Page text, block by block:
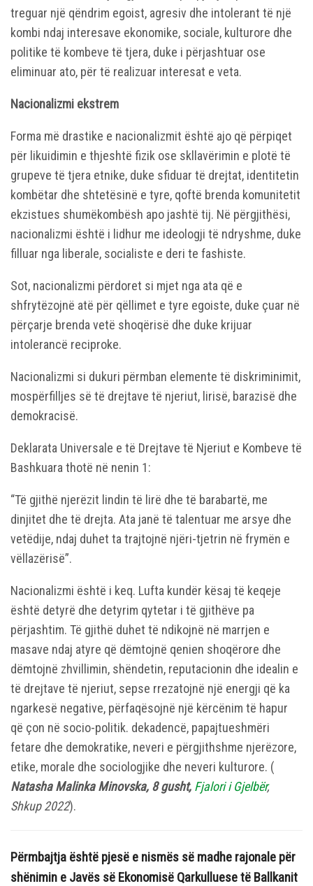
treguar një qëndrim egoist, agresiv dhe intolerant të një
kombi ndaj interesave ekonomike, sociale, kulturore dhe
politike të kombeve të tjera, duke i përjashtuar ose
eliminuar ato, për të realizuar interesat e veta.
Nacionalizmi ekstrem
Forma më drastike e nacionalizmit është ajo që përpiqet
për likuidimin e thjeshtë fizik ose skllavërimin e plotë të
grupeve të tjera etnike, duke sfiduar të drejtat, identitetin
kombëtar dhe shtetësinë e tyre, qoftë brenda komunitetit
ekzistues shumëkombësh apo jashtë tij. Në përgjithësi,
nacionalizmi është i lidhur me ideologji të ndryshme, duke
filluar nga liberale, socialiste e deri te fashiste.
Sot, nacionalizmi përdoret si mjet nga ata që e
shfrytëzojnë atë për qëllimet e tyre egoiste, duke çuar në
përçarje brenda vetë shoqërisë dhe duke krijuar
intolerancë reciproke.
Nacionalizmi si dukuri përmban elemente të diskriminimit,
mospërfilljes së të drejtave të njeriut, lirisë, barazisë dhe
demokracisë.
Deklarata Universale e të Drejtave të Njeriut e Kombeve të
Bashkuara thotë në nenin 1:
“Të gjithë njerëzit lindin të lirë dhe të barabartë, me
dinjitet dhe të drejta. Ata janë të talentuar me arsye dhe
vetëdije, ndaj duhet ta trajtojnë njëri-tjetrin në frymën e
vëllazërisë”.
Nacionalizmi është i keq. Lufta kundër kësaj të keqeje
është detyrë dhe detyrim qytetar i të gjithëve pa
përjashtim. Të gjithë duhet të ndikojnë në marrjen e
masave ndaj atyre që dëmtojnë qenien shoqërore dhe
dëmtojnë zhvillimin, shëndetin, reputacionin dhe idealin e
të drejtave të njeriut, sepse rrezatojnë një energji që ka
ngarkesë negative, përfaqësojnë një kërcënim të hapur
që çon në socio-politik. dekadencë, papajtueshmëri
fetare dhe demokratike, neveri e përgjithshme njerëzore,
etike, morale dhe sociologjike dhe neveri kulturore. (
Natasha Malinka Minovska, 8 gusht, Fjalori i Gjelbër,
Shkup 2022).
Përmbajtja është pjesë e nismës së madhe rajonale për
shënimin e Javës së Ekonomisë Qarkulluese të Ballkanit